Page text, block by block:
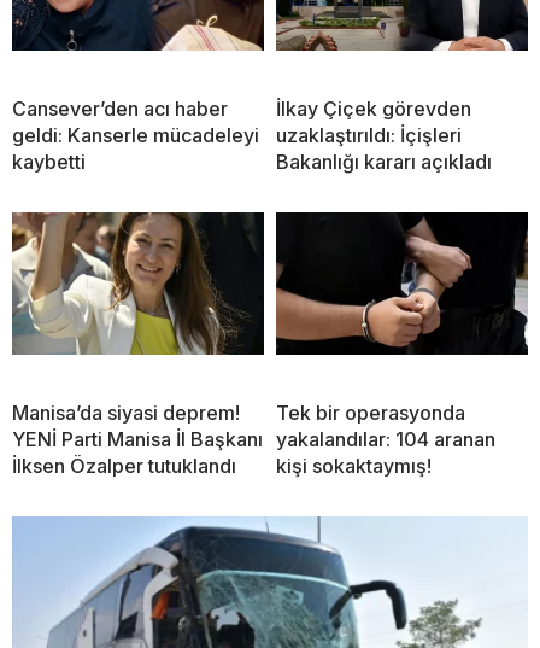
Cansever’den acı haber
geldi: Kanserle mücadeleyi
kaybetti
İlkay Çiçek görevden
uzaklaştırıldı: İçişleri
Bakanlığı kararı açıkladı
Manisa’da siyasi deprem!
YENİ Parti Manisa İl Başkanı
İlksen Özalper tutuklandı
Tek bir operasyonda
yakalandılar: 104 aranan
kişi sokaktaymış!